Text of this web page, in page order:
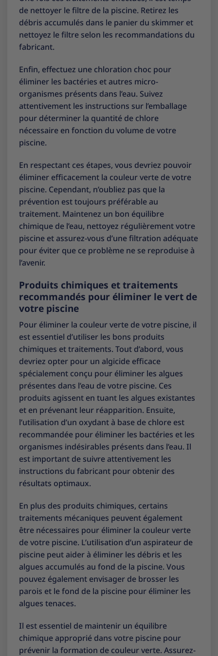
de nettoyer le filtre de la piscine. Retirez les
débris accumulés dans le panier du skimmer et
nettoyez le filtre selon les recommandations du
fabricant.
Enfin, effectuez une chloration choc pour
éliminer les bactéries et autres micro-
organismes présents dans l’eau. Suivez
attentivement les instructions sur l’emballage
pour déterminer la quantité de chlore
nécessaire en fonction du volume de votre
piscine.
En respectant ces étapes, vous devriez pouvoir
éliminer efficacement la couleur verte de votre
piscine. Cependant, n’oubliez pas que la
prévention est toujours préférable au
traitement. Maintenez un bon équilibre
chimique de l’eau, nettoyez régulièrement votre
piscine et assurez-vous d’une filtration adéquate
pour éviter que ce problème ne se reproduise à
l’avenir.
Produits chimiques et traitements
recommandés pour éliminer le vert de
votre piscine
Pour éliminer la couleur verte de votre piscine, il
est essentiel d’utiliser les bons produits
chimiques et traitements. Tout d’abord, vous
devriez opter pour un algicide efficace
spécialement conçu pour éliminer les algues
présentes dans l’eau de votre piscine. Ces
produits agissent en tuant les algues existantes
et en prévenant leur réapparition. Ensuite,
l’utilisation d’un oxydant à base de chlore est
recommandée pour éliminer les bactéries et les
organismes indésirables présents dans l’eau. Il
est important de suivre attentivement les
instructions du fabricant pour obtenir des
résultats optimaux.
En plus des produits chimiques, certains
traitements mécaniques peuvent également
être nécessaires pour éliminer la couleur verte
de votre piscine. L’utilisation d’un aspirateur de
piscine peut aider à éliminer les débris et les
algues accumulés au fond de la piscine. Vous
pouvez également envisager de brosser les
parois et le fond de la piscine pour éliminer les
algues tenaces.
Il est essentiel de maintenir un équilibre
chimique approprié dans votre piscine pour
prévenir la formation de couleur verte. Assurez-